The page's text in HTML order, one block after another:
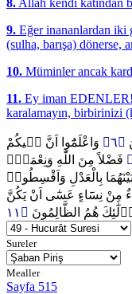
9. Eğer inananlardan iki
(sulha, barışa) dönerse,
10. Müminler ancak
11. Ey iman EDENLER!
karalamayın, birbirinizi
﴿٦﴾
وَاعْلَمُٓوا اَنَّ ف۪يكُمْ
فَضْلاً مِنَ اللّٰهِ وَنِعْمَةًۜ
بِالْعَدْلِ وَاَقْسِطُواۜ
مِنْ نِسَٓاءٍ عَسٰٓى اَنْ يَكُنَّ
هُمُ الظَّالِمُونَ
Sureler
Mealler
Sayfa 515